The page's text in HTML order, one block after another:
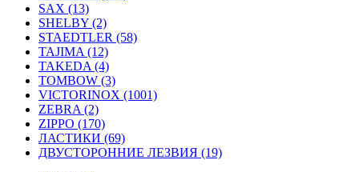
SAX (13)
SHELBY (2)
STAEDTLER (58)
TAJIMA (12)
TAKEDA (4)
TOMBOW (3)
VICTORINOX (1001)
ZEBRA (2)
ZIPPO (170)
ЛАСТИКИ (69)
ДВУСТОРОННИЕ ЛЕЗВИЯ (19)